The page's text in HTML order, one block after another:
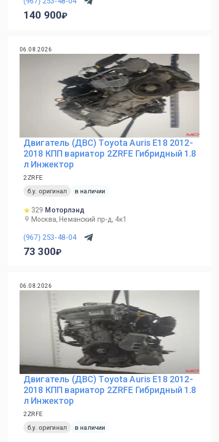
140 900
06.08.2026
Двигатель (ДВС) Toyota Auris E18 2012-
2018 КПП вариатор 2ZRFE Гибридный 1.8
л Инжектор
2ZRFE
б.у. оригинал
в наличии
329 Моторлэнд
Москва, Неманский пр-д, 4к1
(967) 253-48-04
73 300
06.08.2026
Двигатель (ДВС) Toyota Auris E18 2012-
2018 КПП вариатор 2ZRFE Гибридный 1.8
л Инжектор
2ZRFE
б.у. оригинал
в наличии